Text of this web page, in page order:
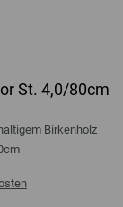
St. 4,0/80cm
Birkenholz